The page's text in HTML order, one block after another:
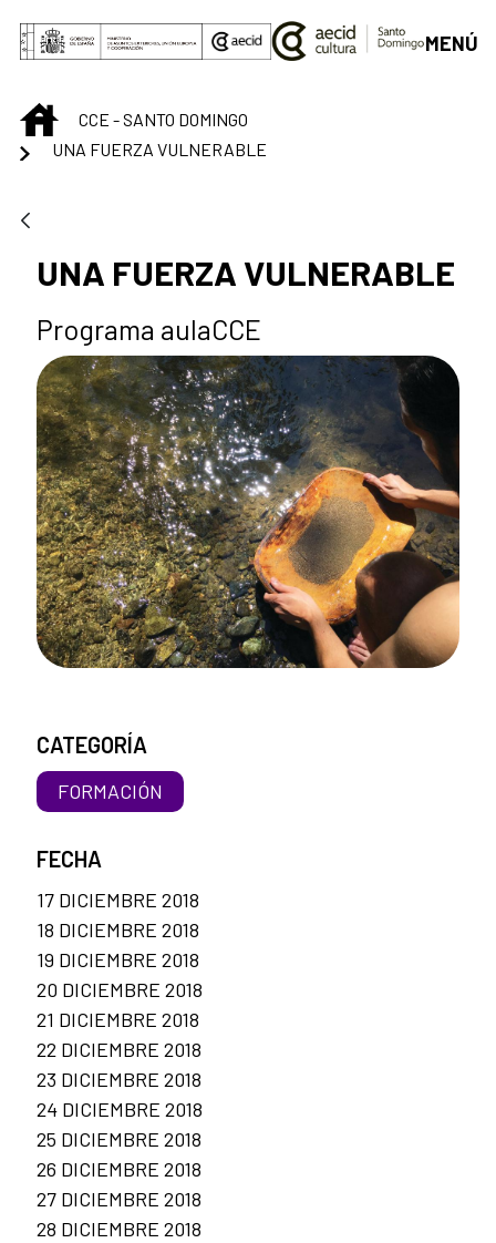
Saltar al contenido principal
MENÚ
INICIOCCE - SANTO DOMINGO
UNA FUERZA VULNERABLE
UNA FUERZA VULNERABLE
Programa aulaCCE
CATEGORÍA
FORMACIÓN
FECHA
17 DICIEMBRE 2018
18 DICIEMBRE 2018
19 DICIEMBRE 2018
20 DICIEMBRE 2018
21 DICIEMBRE 2018
22 DICIEMBRE 2018
23 DICIEMBRE 2018
24 DICIEMBRE 2018
25 DICIEMBRE 2018
26 DICIEMBRE 2018
27 DICIEMBRE 2018
28 DICIEMBRE 2018